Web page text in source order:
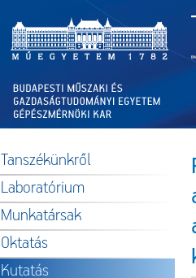
Tanszékünkről
Laboratórium
Munkatársak
Oktatás
Kutatás